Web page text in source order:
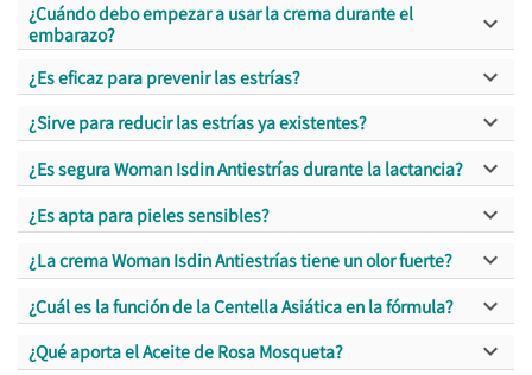
¿Cuándo debo empezar a usar la crema durante el
embarazo?

¿Es eficaz para prevenir las estrías? 
¿Sirve para reducir las estrías ya existentes? 
¿Es segura Woman Isdin Antiestrías durante la lactancia? 
¿Es apta para pieles sensibles? 
¿La crema Woman Isdin Antiestrías tiene un olor fuerte? 
¿Cuál es la función de la Centella Asiática en la fórmula? 
¿Qué aporta el Aceite de Rosa Mosqueta? 